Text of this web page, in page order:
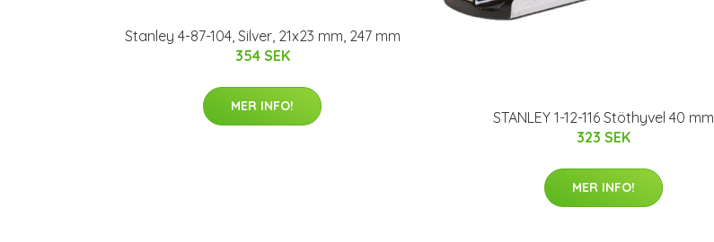
Stanley 4-87-104, Silver, 21x23 mm, 247 mm
354 SEK
MER INFO!
STANLEY 1-12-116 Stöthyvel 40 mm
323 SEK
MER INFO!